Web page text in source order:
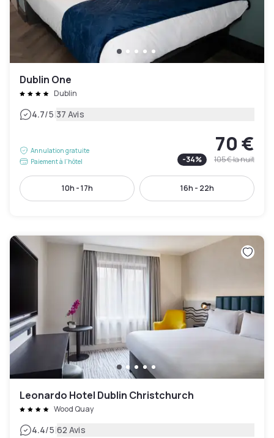
Dublin One
Dublin
4.7/5|37 Avis
Annulation gratuite
Paiement à l'hôtel
70 €
-34% 105 €la nuit
10h - 17h 16h - 22h
Leonardo Hotel Dublin Christchurch
Wood Quay
4.4/5|62 Avis